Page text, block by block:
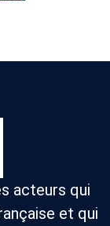
acteurs qui
et qui